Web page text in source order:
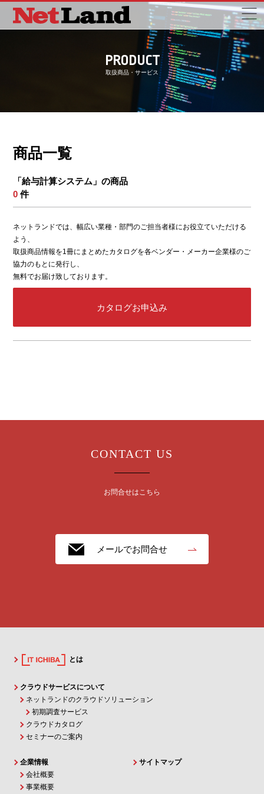
PRODUCT
取扱商品・サービス
商品一覧
「給与計算システム」の商品
0 件
ネットランドでは、幅広い業種・部門のご担当者様にお役立ていただける
よう、
取扱商品情報を1冊にまとめたカタログを各ベンダー・メーカー企業様のご
協力のもとに発行し、
無料でお届け致しております。
カタログお申込み
CONTACT US
お問合せはこちら
メールでお問合せ
とは
クラウドサービスについて
ネットランドのクラウドソリューション
初期調査サービス
クラウドカタログ
セミナーのご案内
企業情報
会社概要
事業概要
サイトマップ